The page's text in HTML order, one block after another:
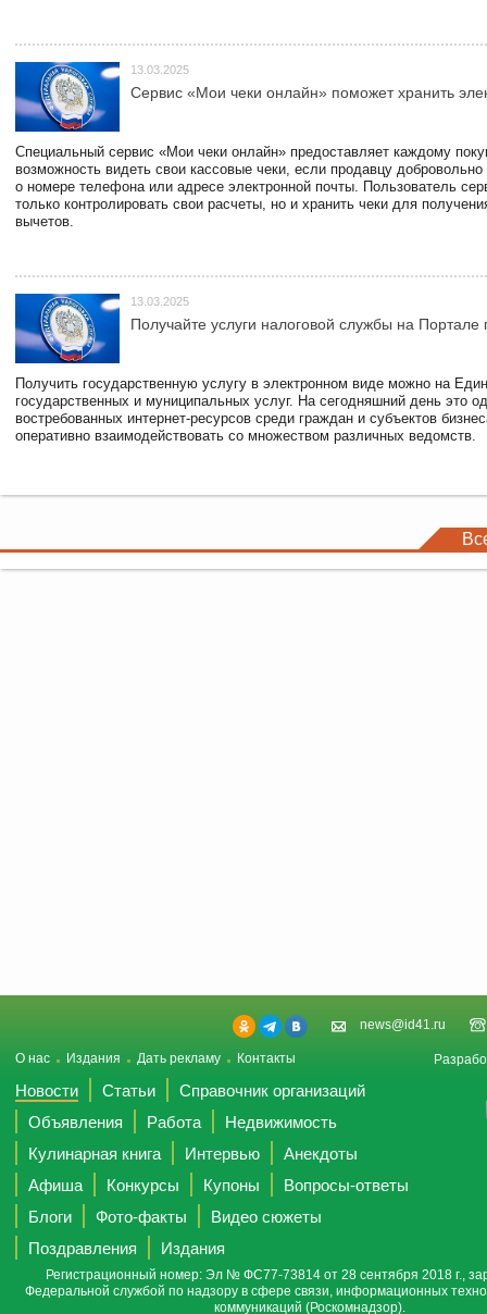
13.03.2025
Сервис «Мои чеки онлайн» поможет хранить
Специальный сервис «Мои чеки онлайн» предоставляет каждому
возможность видеть свои кассовые чеки, если продавцу
о номере телефона или адресе электронной почты. Пользователь
только контролировать свои расчеты, но и хранить чеки для
вычетов.
13.03.2025
Получайте услуги налоговой службы на Портале
Получить государственную услугу в электронном виде можно на
государственных и муниципальных услуг. На сегодняшний день это
востребованных интернет-ресурсов среди граждан и субъектов
оперативно взаимодействовать со множеством различных ведомств.
news@id41.ru
О нас Издания Дать рекламу Контакты
Новости Статьи
Справочник организаций
Объявления
Работа
Недвижимость
Кулинарная книга
Интервью
Анекдоты
Афиша
Конкурсы Купоны
Вопросы-ответы
Блоги
Фото-факты
Видео сюжеты
Поздравления
Издания
Регистрационный номер: Эл № ФС77-73814 от 28 сентября 2018 г.,
Федеральной службой по надзору в сфере связи, информационных
коммуникаций (Роскомнадзор).